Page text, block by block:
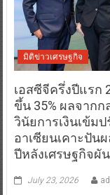
มิติข่าวเศรษฐกิจ
เอสซีจีครึ่งปีแรก
ขึ้น 35% ผลจาก
วินัยการเงินเข้ม
อาเซียนเคาะปัน
ปีหลังเศรษฐกิจผั
July 23, 2026